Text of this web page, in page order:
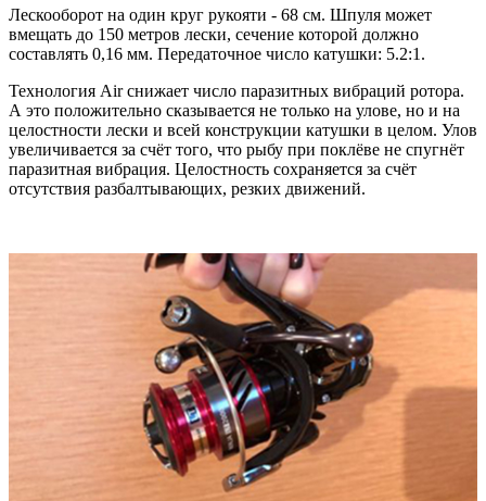
Лескооборот на один круг рукояти - 68 см. Шпуля может
вмещать до 150 метров лески, сечение которой должно
составлять 0,16 мм. Передаточное число катушки: 5.2:1.
Технология Air снижает число паразитных вибраций ротора.
А это положительно сказывается не только на улове, но и на
целостности лески и всей конструкции катушки в целом. Улов
увеличивается за счёт того, что рыбу при поклёве не спугнёт
паразитная вибрация. Целостность сохраняется за счёт
отсутствия разбалтывающих, резких движений.